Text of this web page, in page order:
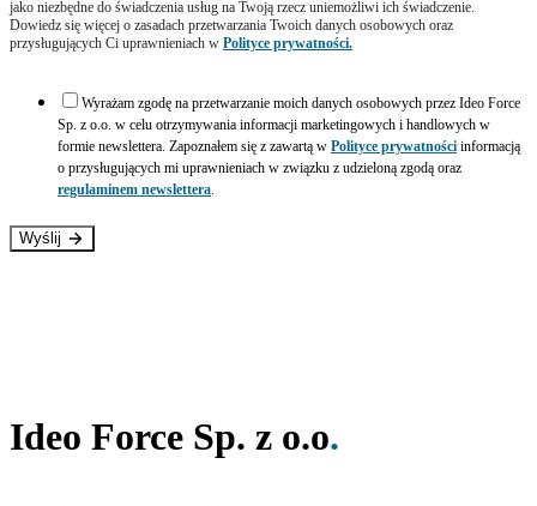
jako niezbędne do świadczenia usług na Twoją rzecz uniemożliwi ich świadczenie.
Dowiedz się więcej o zasadach przetwarzania Twoich danych osobowych oraz
przysługujących Ci uprawnieniach w Polityce prywatności.
Wyrażam zgodę na przetwarzanie moich danych osobowych przez Ideo Force
Sp. z o.o. w celu otrzymywania informacji marketingowych i handlowych w
formie newslettera. Zapoznałem się z zawartą w Polityce prywatności informacją
o przysługujących mi uprawnieniach w związku z udzieloną zgodą oraz
regulaminem newslettera.
Wyślij
Ideo Force Sp. z o.o.